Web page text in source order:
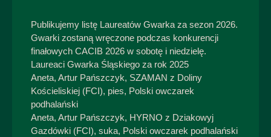
Publikujemy listę Laureatów Gwarka za sezon 2026.
Gwarki zostaną wręczone podczas konkurencji
finałowych CACIB 2026 w sobotę i niedzielę.
Laureaci Gwarka Śląskiego za rok 2025
Aneta, Artur Pańszczyk, SZAMAN z Doliny
Kościeliskiej (FCI), pies, Polski owczarek
podhalański
Aneta, Artur Pańszczyk, HYRNO z Dziakowyj
Gazdówki (FCI), suka, Polski owczarek podhalański